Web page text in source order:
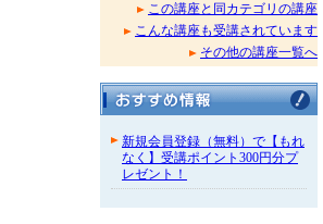
この講座と同カテゴリの講座
こんな講座も受講されています
その他の講座一覧へ
新規会員登録（無料）で【もれ
なく】受講ポイント300円分プ
レゼント！